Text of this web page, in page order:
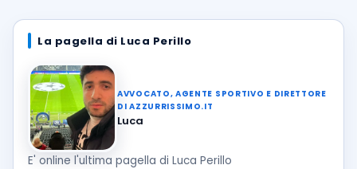
La pagella di Luca Perillo
AVVOCATO, AGENTE SPORTIVO E DIRETTORE
DI AZZURRISSIMO.IT
Luca
E' online l'ultima pagella di Luca Perillo